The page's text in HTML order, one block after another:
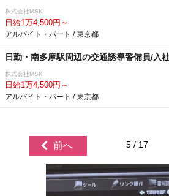
株式会社MSK
日給1万4,500円～
アルバイト・パート / 東京都
日勤・南多摩駅周辺の交通誘導警備員/入
株式会社MSK
日給1万4,500円～
アルバイト・パート / 東京都
前へ 5 / 17